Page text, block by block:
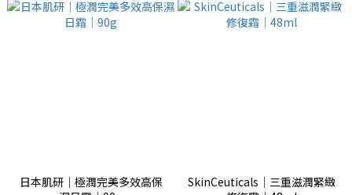
日本肌研│極潤完美多效高保
SkinCeuticals│三重滋潤緊緻